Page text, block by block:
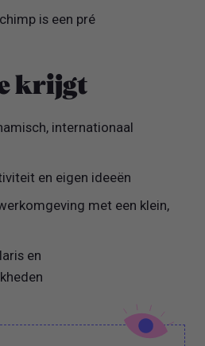
is een pré
krijgt
internationaal
en eigen ideeën
met een klein,
en